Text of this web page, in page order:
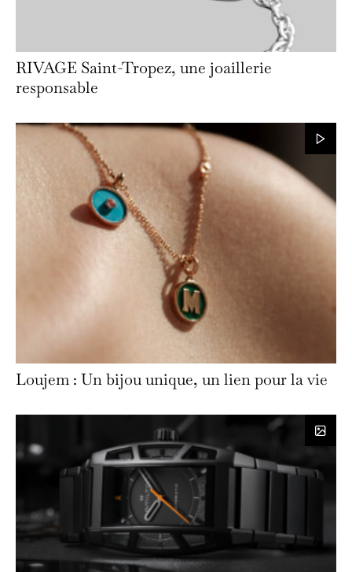
RIVAGE Saint-Tropez, une joaillerie
responsable
Loujem : Un bijou unique, un lien pour la vie